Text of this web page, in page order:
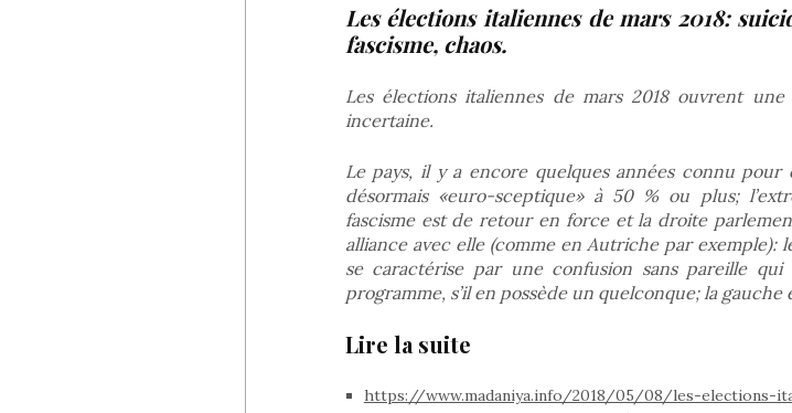
Les élections italiennes de mars 2018:
fascisme, chaos.
Les élections italiennes de mars 2018 ouvrent
incertaine.
Le pays, il y a encore quelques années connu
désormais «euro-sceptique» à 50 % ou plus;
fascisme est de retour en force et la droite
alliance avec elle (comme en Autriche par exemple):
se caractérise par une confusion sans pareille
programme, s’il en possède un quelconque; la
Lire la suite
https://www.madaniya.info/2018/05/08/les-elections-